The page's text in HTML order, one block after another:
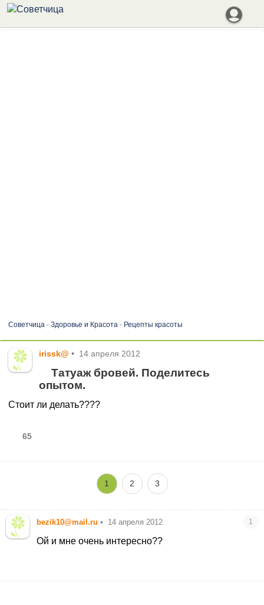
Советчица- Здоровье и Красота - Рецепты красоты
irissk@ • 14 апреля 2012
Татуаж бровей. Поделитесь
опытом.
Стоит ли делать????
65
1 2 3
bezik10@mail.ru • 14 апреля 2012 1
Ой и мне очень интересно??